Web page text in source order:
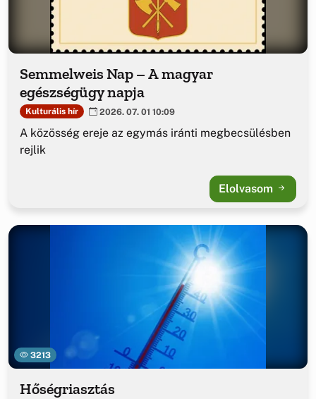
Semmelweis Nap – A magyar
egészségügy napja
Kulturális hír 2026. 07. 01 10:09
A közösség ereje az egymás iránti megbecsülésben
rejlik
Elolvasom
3213
Hőségriasztás